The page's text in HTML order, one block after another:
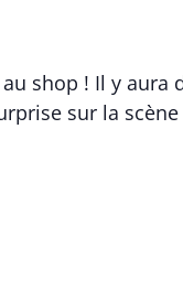
shop ! Il y aura
sur la